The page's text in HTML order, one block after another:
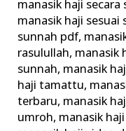
manasik haji secara
manasik haji sesuai
sunnah pdf,
rasulullah, manasik
sunnah, manasik
haji tamattu,
terbaru, manasik
umroh, manasik